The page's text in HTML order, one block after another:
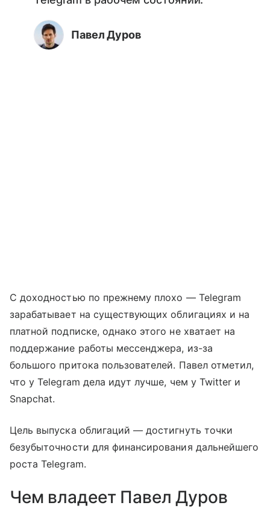
Павел Дуров
С доходностью по прежнему плохо — Telegram
зарабатывает на существующих облигациях и на
платной подписке, однако этого не хватает на
поддержание работы мессенджера, из-за
большого притока пользователей. Павел отметил,
что у Telegram дела идут лучше, чем у Twitter и
Snapchat.
Цель выпуска облигаций — достигнуть точки
безубыточности для финансирования дальнейшего
роста Telegram.
Чем владеет Павел Дуров